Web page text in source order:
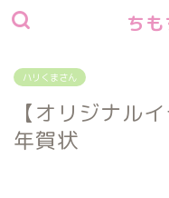
ち
ハリくまさん
【オリジナル
年賀状